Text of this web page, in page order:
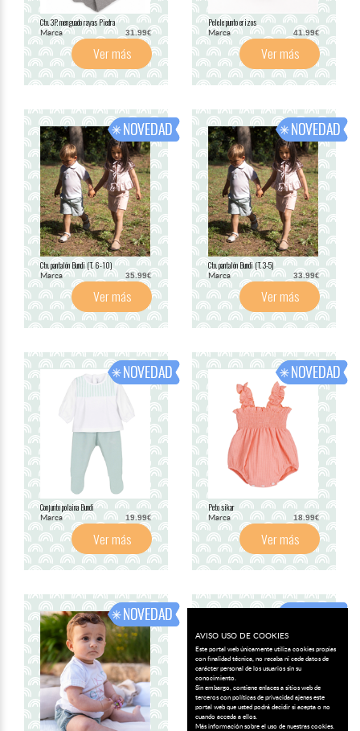
Cto. 3P. menguado rayas Piedra
Marca 31.99€
Ver más
Pelele punto erizos
Marca 41.99€
Ver más
Cto. pantalón Bundi (T. 6-10)
Marca 35.99€
Ver más
Cto. pantalón Bundi (T. 3-5)
Marca 33.99€
Ver más
Conjunto polaina Bundi
Marca 19.99€
Ver más
Peto sikar
Marca 18.99€
Ver más
AVISO USO DE COOKIES
Este portal web únicamente utiliza cookies propias
con finalidad técnica, no recaba ni cede datos de
carácter personal de los usuarios sin su
conocimiento.
Sin embargo, contiene enlaces a sitios web de
terceros con políticas de privacidad ajenas este
portal web que usted podrá decidir si acepta o no
cuando acceda a ellos.
Más información sobre el uso de nuestras cookies.